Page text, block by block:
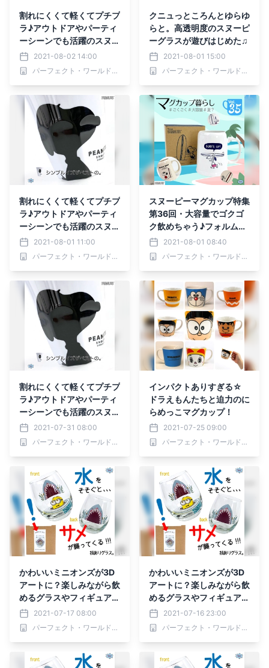
割れにくくて軽くてプチプ
ラ♪アウトドアやパーティ
ーシーンでも活躍のスヌー
ピーメラミンカップに新デ
ザイン
2021-08-02 14:00
パーフェクト・ワールド株式会社
クニュっところんとゆらゆ
らと。高透明度のスヌーピ
ーグラスが遊びはじめた♫
2021-08-01 15:00
パーフェクト・ワールド株式会社
割れにくくて軽くてプチプ
ラ♪アウトドアやパーティ
ーシーンでも活躍のスヌー
ピーメラミンカップに新デ
ザイン
2021-08-01 11:00
パーフェクト・ワールド株式会社
スヌーピーマグカップ特集
第36回・大容量でゴクゴ
ク飲めちゃう♪フォルムも
可愛いマグカップたち
2021-08-01 08:40
パーフェクト・ワールド株式会社
割れにくくて軽くてプチプ
ラ♪アウトドアやパーティ
ーシーンでも活躍のスヌー
ピーメラミンカップに新デ
ザイン
2021-07-31 08:00
パーフェクト・ワールド株式会社
インパクトありすぎる☆
ドラえもんたちと迫力のに
らめっこマグカップ！
2021-07-25 09:00
パーフェクト・ワールド株式会社
かわいいミニオンズが3D
アートに？楽しみながら飲
めるグラスやフィギュア付
きマグカップ
2021-07-17 08:00
パーフェクト・ワールド株式会社
かわいいミニオンズが3D
アートに？楽しみながら飲
めるグラスやフィギュア付
きマグカップ
2021-07-16 23:00
パーフェクト・ワールド株式会社